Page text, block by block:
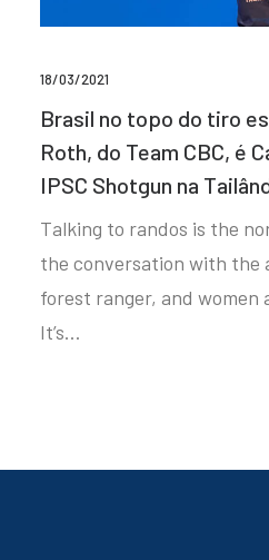
18/03/2021
Brasil no topo do tiro
Roth, do Team CBC, é
IPSC Shotgun na
Talking to randos is the
the conversation with the
forest ranger, and women
It’s…